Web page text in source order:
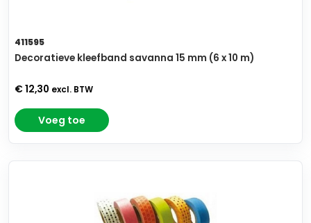
411595
Decoratieve kleefband savanna 15 mm (6 x 10 m)
€ 12,30 excl. BTW
Voeg toe